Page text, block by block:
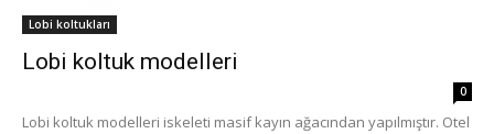
Lobi koltukları
Lobi koltuk modelleri
0
Lobi koltuk modelleri iskeleti masif kayın ağacından yapılmıştır. Otel